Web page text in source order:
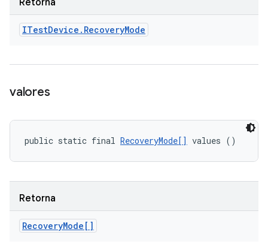
Retorna
ITestDevice . RecoveryMode
valores
public static final RecoveryMode[] values ()
Retorna
RecoveryMode[]